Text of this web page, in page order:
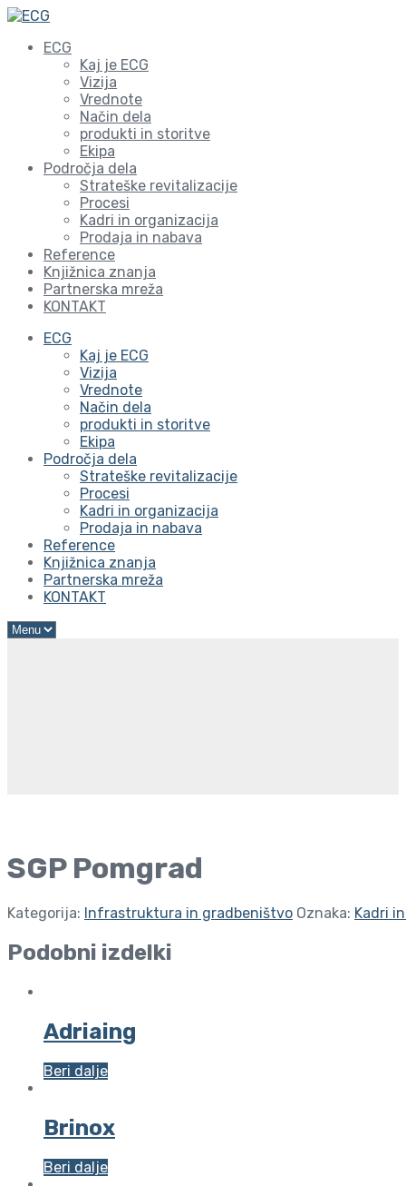
ECG
Kaj je ECG
Vizija
Vrednote
Način dela
produkti in storitve
Ekipa
Področja dela
Strateške revitalizacije
Procesi
Kadri in organizacija
Prodaja in nabava
Reference
Knjižnica znanja
Partnerska mreža
KONTAKT
ECG
Kaj je ECG
Vizija
Vrednote
Način dela
produkti in storitve
Ekipa
Področja dela
Strateške revitalizacije
Procesi
Kadri in organizacija
Prodaja in nabava
Reference
Knjižnica znanja
Partnerska mreža
KONTAKT
SGP Pomgrad
Kategorija: Infrastruktura in gradbeništvo Oznaka: Kadri
Podobni izdelki
Adriaing
Beri dalje
Brinox
Beri dalje